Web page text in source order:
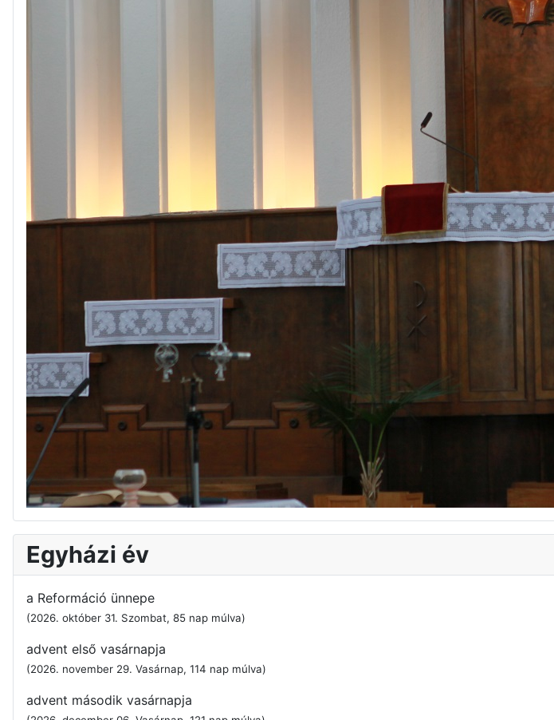
Egyházi év
a Reformáció ünnepe
(2026. október 31. Szombat, 85 nap múlva)
advent első vasárnapja
(2026. november 29. Vasárnap, 114 nap múlva)
advent második vasárnapja